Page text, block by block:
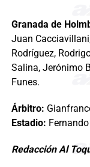
Granada de
Juan
Rodríguez,
Salina, Jerónimo
Funes.
Árbitro:
Estadio:
Redacción Al